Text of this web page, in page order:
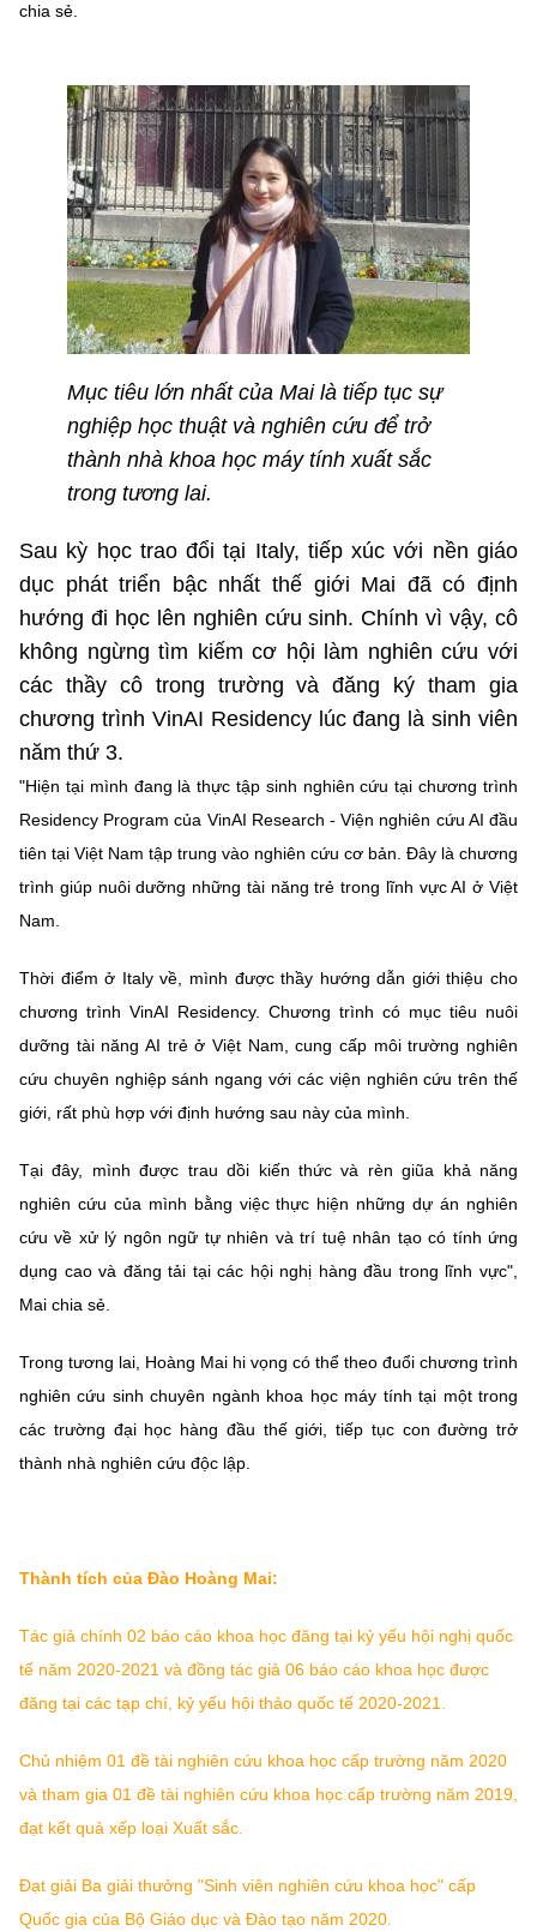
chia sẻ.
Mục tiêu lớn nhất của Mai là tiếp tục sự
nghiệp học thuật và nghiên cứu để trở
thành nhà khoa học máy tính xuất sắc
trong tương lai.
Sau kỳ học trao đổi tại Italy, tiếp xúc với nền giáo
dục phát triển bậc nhất thế giới Mai đã có định
hướng đi học lên nghiên cứu sinh. Chính vì vậy, cô
không ngừng tìm kiếm cơ hội làm nghiên cứu với
các thầy cô trong trường và đăng ký tham gia
chương trình VinAI Residency lúc đang là sinh viên
năm thứ 3.
"Hiện tại mình đang là thực tập sinh nghiên cứu tại chương trình
Residency Program của VinAI Research - Viện nghiên cứu AI đầu
tiên tại Việt Nam tập trung vào nghiên cứu cơ bản. Đây là chương
trình giúp nuôi dưỡng những tài năng trẻ trong lĩnh vực AI ở Việt
Nam.
Thời điểm ở Italy về, mình được thầy hướng dẫn giới thiệu cho
chương trình VinAI Residency. Chương trình có mục tiêu nuôi
dưỡng tài năng AI trẻ ở Việt Nam, cung cấp môi trường nghiên
cứu chuyên nghiệp sánh ngang với các viện nghiên cứu trên thế
giới, rất phù hợp với định hướng sau này của mình.
Tại đây, mình được trau dồi kiến thức và rèn giũa khả năng
nghiên cứu của mình bằng việc thực hiện những dự án nghiên
cứu về xử lý ngôn ngữ tự nhiên và trí tuệ nhân tạo có tính ứng
dụng cao và đăng tải tại các hội nghị hàng đầu trong lĩnh vực",
Mai chia sẻ.
Trong tương lai, Hoàng Mai hi vọng có thể theo đuổi chương trình
nghiên cứu sinh chuyên ngành khoa học máy tính tại một trong
các trường đại học hàng đầu thế giới, tiếp tục con đường trở
thành nhà nghiên cứu độc lập.
Thành tích của Đào Hoàng Mai:
Tác giả chính 02 báo cáo khoa học đăng tại kỷ yếu hội nghị quốc
tế năm 2020-2021 và đồng tác giả 06 báo cáo khoa học được
đăng tại các tạp chí, kỷ yếu hội thảo quốc tế 2020-2021.
Chủ nhiệm 01 đề tài nghiên cứu khoa học cấp trường năm 2020
và tham gia 01 đề tài nghiên cứu khoa học cấp trường năm 2019,
đạt kết quả xếp loại Xuất sắc.
Đạt giải Ba giải thưởng "Sinh viên nghiên cứu khoa học" cấp
Quốc gia của Bộ Giáo dục và Đào tạo năm 2020.